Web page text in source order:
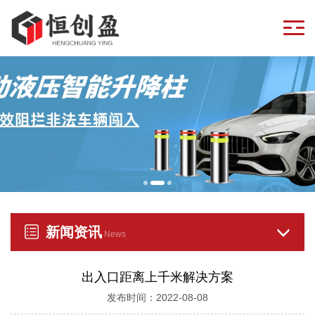
新闻资讯 News
出入口距离上千米解决方案
发布时间：2022-08-08